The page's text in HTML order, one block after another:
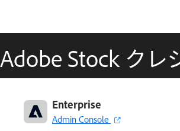
Adobe Stock クレ
Enterprise
Admin Console
アドビエンタープライズ版とグ
ループ版：管理ガイド